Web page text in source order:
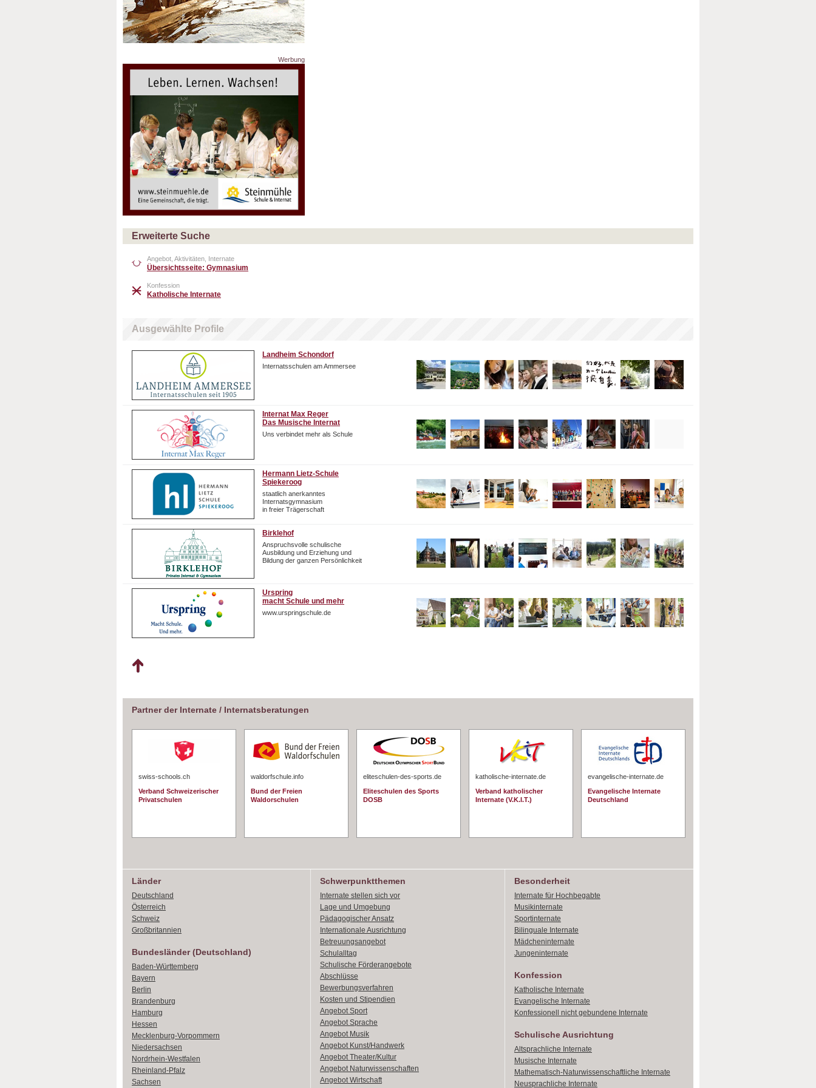
Werbung
Erweiterte Suche
Angebot, Aktivitäten, Internate
Übersichtsseite: Gymnasium
Konfession
Katholische Internate
Ausgewählte Profile
Landheim Schondorf
Internatsschulen am Ammersee
Internat Max Reger
Das Musische Internat
Uns verbindet mehr als Schule
Hermann Lietz-Schule
Spiekeroog
staatlich anerkanntes
Internatsgymnasium
in freier Trägerschaft
Birklehof
Anspruchsvolle schulische
Ausbildung und Erziehung und
Bildung der ganzen Persönlichkeit
Urspring
macht Schule und mehr
www.urspringschule.de
Partner der Internate / Internatsberatungen
swiss-schools.ch
Verband Schweizerischer
Privatschulen
waldorfschule.info
Bund der Freien
Waldorschulen
eliteschulen-des-sports.de
Eliteschulen des Sports
DOSB
katholische-internate.de
Verband katholischer
Internate (V.K.I.T.)
evangelische-internate.de
Evangelische Internate
Deutschland
Länder
Deutschland
Österreich
Schweiz
Großbritannien
Bundesländer (Deutschland)
Baden-Württemberg
Bayern
Berlin
Brandenburg
Hamburg
Hessen
Mecklenburg-Vorpommern
Niedersachsen
Nordrhein-Westfalen
Rheinland-Pfalz
Sachsen
Schwerpunktthemen
Internate stellen sich vor
Lage und Umgebung
Pädagogischer Ansatz
Internationale Ausrichtung
Betreuungsangebot
Schulalltag
Schulische Förderangebote
Abschlüsse
Bewerbungsverfahren
Kosten und Stipendien
Angebot Sport
Angebot Sprache
Angebot Musik
Angebot Kunst/Handwerk
Angebot Theater/Kultur
Angebot Naturwissenschaften
Angebot Wirtschaft
Besonderheit
Internate für Hochbegabte
Musikinternate
Sportinternate
Bilinguale Internate
Mädcheninternate
Jungeninternate
Konfession
Katholische Internate
Evangelische Internate
Konfessionell nicht gebundene Internate
Schulische Ausrichtung
Altsprachliche Internate
Musische Internate
Mathematisch-Naturwissenschaftliche Internate
Neusprachliche Internate